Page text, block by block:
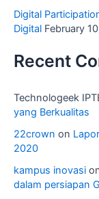
Digital
Digital February
Recent
Technologeek
yang Berkualitas
22crown on
2020
kampus inovasi
dalam persiapan